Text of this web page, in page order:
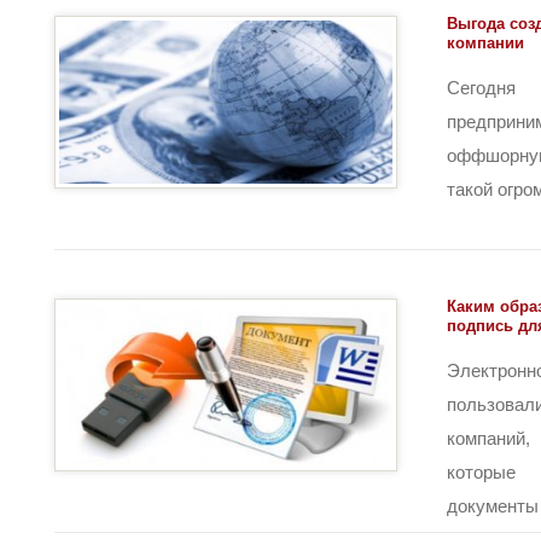
Выгода
компании
такой
Каким
подпись
которые